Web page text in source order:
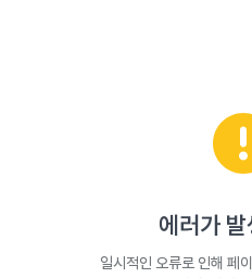
에러가
일시적인 오류로 인해 페